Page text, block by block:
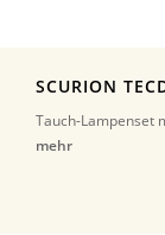
SCURION
Tauch-Lampenset
mehr